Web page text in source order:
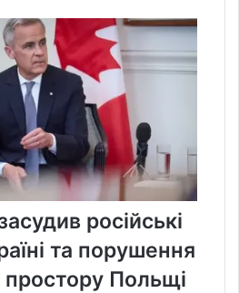
російські
та порушення
простору Польщі